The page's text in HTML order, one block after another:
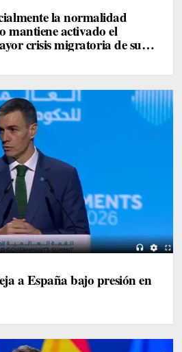
la normalidad
mantiene activado el
crisis migratoria de su
a España bajo presión en